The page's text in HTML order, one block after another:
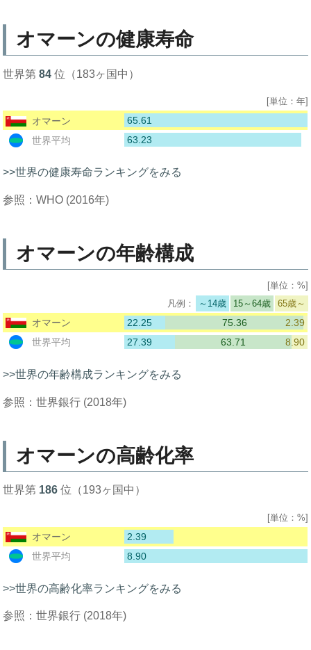
オマーンの健康寿命
世界第84 位（183ヶ国中）
[単位：年]
オマーン
65.61
世界平均
63.23
>>世界の健康寿命ランキングをみる
参照：WHO (2016年)
オマーンの年齢構成
[単位：%]
～14歳
15～64歳 65歳～
オマーン 22.25 75.36
2.39
世界平均
27.39 63.71 8.90
>>世界の年齢構成ランキングをみる
参照：世界銀行 (2018年)
オマーンの高齢化率
世界第 186 位（193ヶ国中）
[単位：%]
オマーン
2.39
世界平均
8.90
>>世界の高齢化率ランキングをみる
参照：世界銀行 (2018年)